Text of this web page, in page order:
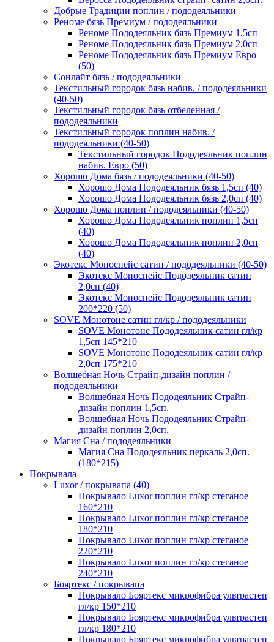
Добрые Традиции поплин / пододеяльники
Реноме бязь Премиум / пододеяльники
Реноме Пододеяльник бязь Премиум 1,5сп
Реноме Пододеяльник бязь Премиум 2,0сп
Реноме Пододеяльник бязь Премиум Евро
(50)
Сонлайт бязь / пододеяльники
Текстильный городок бязь набив. / пододеяльники
(40-50)
Текстильный городок бязь отбеленная /
пододеяльники
Текстильный городок поплин набив. /
пододеяльники (40-50)
Текстильный городок Пододеяльник поплин
набив. Евро (50)
Хорошо Дома бязь / пододеяльники (40-50)
Хорошо Дома Пододеяльник бязь 1,5сп (40)
Хорошо Дома Пододеяльник бязь 2,0сп (40)
Хорошо Дома поплин / пододеяльники (40-50)
Хорошо Дома Пододеяльник поплин 1,5сп
(40)
Хорошо Дома Пододеяльник поплин 2,0сп
(40)
Экотекс Моноспейс сатин / пододеяльники (40-50)
Экотекс Моноспейс Пододеяльник сатин
2,0сп (40)
Экотекс Моноспейс Пододеяльник сатин
200*220 (50)
SOVE Монотоне сатин гл/кр / пододеяльники
SOVE Монотоне Пододеяльник сатин гл/кр
1,5сп 145*210
SOVE Монотоне Пододеяльник сатин гл/кр
2,0сп 175*210
Волшебная Ночь Страйп-дизайн поплин /
пододеяльники
Волшебная Ночь Пододеяльник Страйп-
дизайн поплин 1,5сп.
Волшебная Ночь Пододеяльник Страйп-
дизайн поплин 2,0сп.
Магия Сна / пододеяльники
Магия Сна Пододеяльник перкаль 2,0сп.
(180*215)
Покрывала
Luxor / покрывапа (40)
Покрывало Luxor поплин гл/кр стеганое
160*210
Покрывало Luxor поплин гл/кр стеганое
180*210
Покрывало Luxor поплин гл/кр стеганое
220*210
Покрывало Luxor поплин гл/кр стеганое
240*210
Бояртекс / покрывапа
Покрывало Бояртекс микрофибра ультрастеп
гл/кр 150*210
Покрывало Бояртекс микрофибра ультрастеп
гл/кр 180*210
Покрывало Бояртекс микрофибра ультрастеп